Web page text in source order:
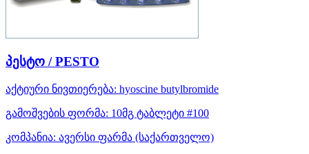
პესტო / PESTO
აქტიური ნივთიერება: hyoscine butylbromide
გამოშვების ფორმა: 10მგ ტაბლეტი #100
კომპანია: ავერსი ფარმა (საქართველო)